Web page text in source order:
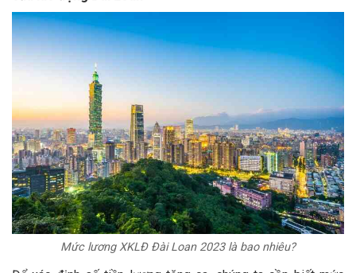
Mức lương XKLĐ Đài Loan 2023 là bao nhiêu?